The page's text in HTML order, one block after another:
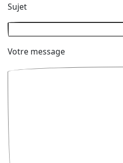
Sujet
Votre message